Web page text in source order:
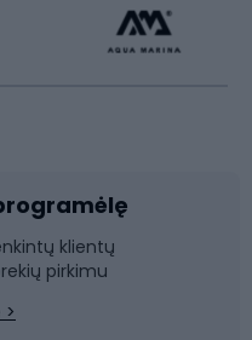
klientų
pirkimu